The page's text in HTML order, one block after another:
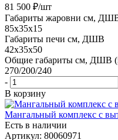
81 500 ₽/шт
Габариты жаровни см,
85x35x15
Габариты печи см, ДШВ
42x35x50
Общие габариты см, ДШВ
270/200/240
-
В корзину
Мангальный комплекс с
Есть в наличии
Артикул: 80060971